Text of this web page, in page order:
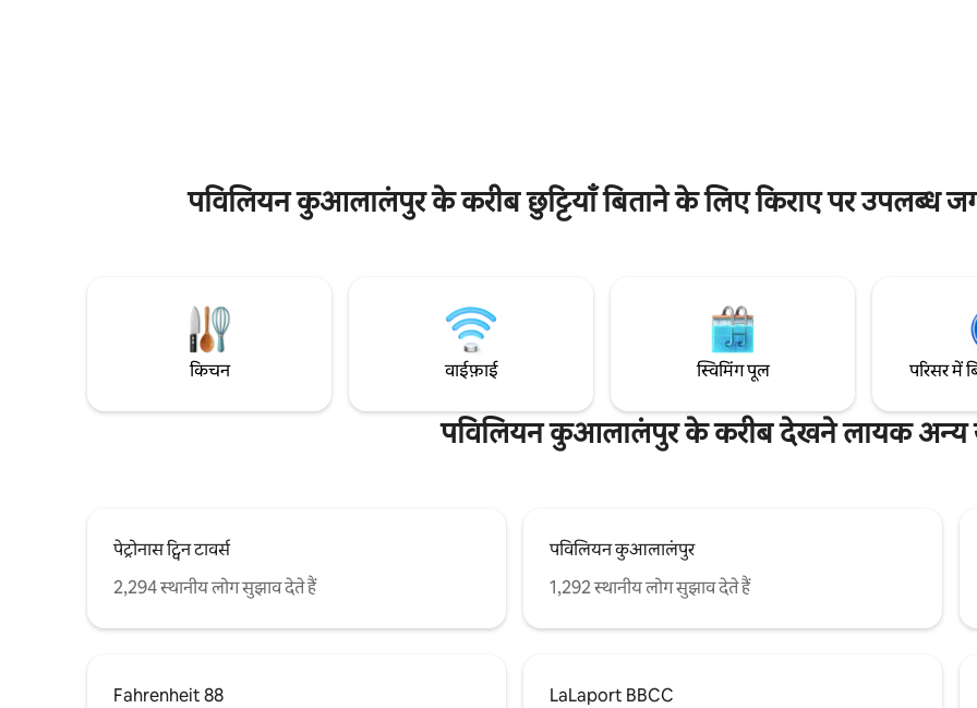
पविलियन कुआलालंपुर के करीब छुट्टियाँ बिताने के लिए किराए पर उपलब्ध
किचन वाईफ़ाई स्विमिंग पूल परिसर में
पविलियन कुआलालंपुर के करीब देखने लायक अन्य
पेट्रोनास ट्विन टावर्स
2,294 स्थानीय लोग सुझाव देते हैं
पविलियन कुआलालंपुर
1,292 स्थानीय लोग सुझाव देते हैं
Fahrenheit 88
LaLaport BBCC